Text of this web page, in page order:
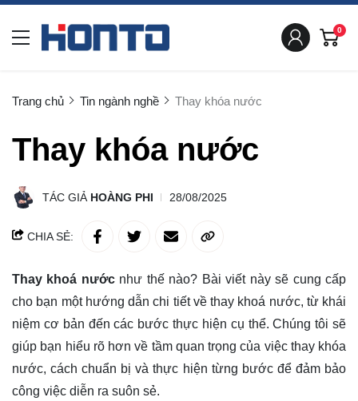
0
Trang chủ Tin ngành nghề Thay khóa nước
Thay khóa nước
TÁC GIẢ HOÀNG PHI 28/08/2025
CHIA SẺ:
Thay khoá nướcnhư thế nào? Bài viết này sẽ cung cấp
cho bạn một hướng dẫn chi tiết về thay khoá nước, từ khái
niệm cơ bản đến các bước thực hiện cụ thể. Chúng tôi sẽ
giúp bạn hiểu rõ hơn về tầm quan trọng của việc thay khóa
nước, cách chuẩn bị và thực hiện từng bước để đảm bảo
công việc diễn ra suôn sẻ.